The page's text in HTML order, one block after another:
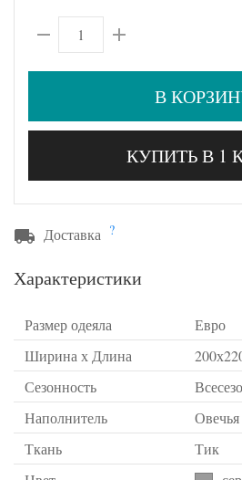
В
КУПИТЬ В 1
Доставка ?
Характеристики
Размер одеяла
Евро
Ширина х Длина
Сезонность
Наполнитель
Ткань
Тик